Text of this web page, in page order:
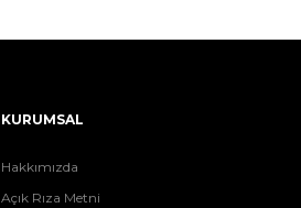
KURUMSAL
Hakkımızda
Açık Rıza Metni